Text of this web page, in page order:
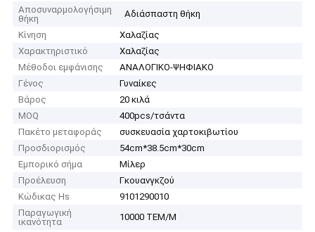
Αποσυναρμολογήσιμη
θήκη
Αδιάσπαστη θήκη
Κίνηση
Χαλαζίας
Χαρακτηριστικό
Χαλαζίας
Μέθοδοι εμφάνισης
ΑΝΑΛΟΓΙΚΟ-ΨΗΦΙΑΚΟ
Γένος
Γυναίκες
Βάρος
20 κιλά
MOQ
400pcs/τσάντα
Πακέτο μεταφοράς
συσκευασία χαρτοκιβωτίου
Προσδιορισμός
54cm*38.5cm*30cm
Εμπορικό σήμα
Μίλερ
Προέλευση
Γκουανγκζού
Κώδικας Hs
9101290010
Παραγωγική
ικανότητα
10000 ΤΕΜ/Μ